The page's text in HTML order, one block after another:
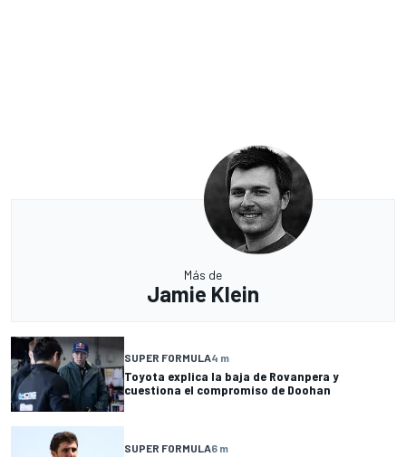
Más de
Jamie Klein
SUPER FORMULA4 m
Toyota explica la baja de Rovanpera y
cuestiona el compromiso de Doohan
SUPER FORMULA6 m